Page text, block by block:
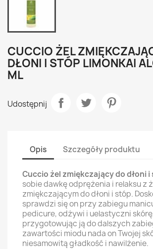
CUCCIO ŻEL
DŁONI I STÓP LIMONKAI
ML
Udostępnij
Opis Szczegóły produktu
Cuccio żel zmiękczający do dłoni i
sobie dawkę odprężenia i relaksu z
zmiękczającym do dłoni i stóp.
sprawdzi się on przy zabiegu
pedicure, odżywi i uelastyczni
przygotowując ją do dalszych
zawartości miodu nada on Twojej
niesamowitą gładkość i nawilżenie.